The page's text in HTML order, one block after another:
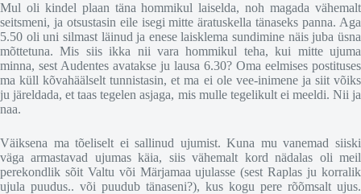
Mul oli kindel plaan täna hommikul laiselda, noh magada vähemalt
seitsmeni, ja otsustasin eile isegi mitte äratuskella tänaseks panna. Aga
5.50 oli uni silmast läinud ja enese laisklema sundimine näis juba üsna
mõttetuna. Mis siis ikka nii vara hommikul teha, kui mitte ujuma
minna, sest Audentes avatakse ju lausa 6.30? Oma eelmises postituses
ma küll kõvahäälselt tunnistasin, et ma ei ole vee-inimene ja siit võiks
ju järeldada, et taas tegelen asjaga, mis mulle tegelikult ei meeldi. Nii ja
naa.
Väiksena ma tõeliselt ei sallinud ujumist. Kuna mu vanemad siiski
väga armastavad ujumas käia, siis vähemalt kord nädalas oli meil
perekondlik sõit Valtu või Märjamaa ujulasse (sest Raplas ju korralik
ujula puudus.. või puudub tänaseni?), kus kogu pere rõõmsalt ujus.